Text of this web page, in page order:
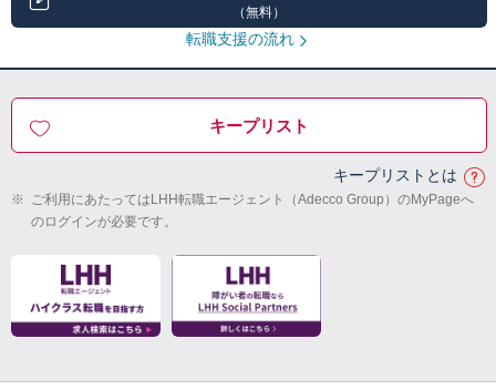
（無料）
転職支援の流れ
キープリスト
キープリストとは
※ ご利用にあたってはLHH転職エージェント（Adecco Group）のMyPageへ
のログインが必要です。